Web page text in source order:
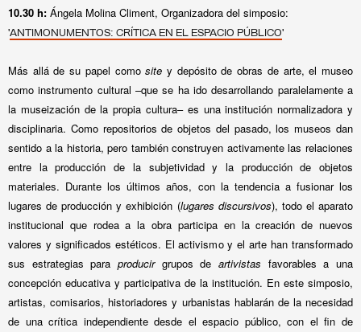
10.30 h: Ángela Molina Climent, Organizadora del simposio:
'ANTIMONUMENTOS: CRÍTICA EN EL ESPACIO PÚBLICO'
Más allá de su papel comosite y depósito de obras de arte, el museo
como instrumento cultural –que se ha ido desarrollando paralelamente a
la museización de la propia cultura– es una institución normalizadora y
disciplinaria. Como repositorios de objetos del pasado, los museos dan
sentido a la historia, pero también construyen activamente las relaciones
entre la producción de la subjetividad y la producción de objetos
materiales. Durante los últimos años, con la tendencia a fusionar los
lugares de producción y exhibición (lugares discursivos), todo el aparato
institucional que rodea a la obra participa en la creación de nuevos
valores y significados estéticos. El activismo y el arte han transformado
sus estrategias para producirgrupos de artivistas favorables a una
concepción educativa y participativa de la institución. En este simposio,
artistas, comisarios, historiadores y urbanistas hablarán de la necesidad
de una crítica independiente desde el espacio público, con el fin de